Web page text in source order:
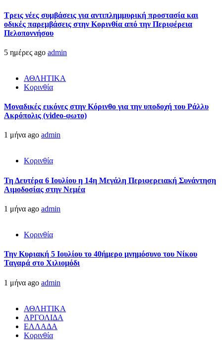
Τρεις νέες συμβάσεις για αντιπλημμυρική προστασία και
οδικές παρεμβάσεις στην Κορινθία από την Περιφέρεια
Πελοποννήσου
5 ημέρες ago admin
ΑΘΛΗΤΙΚΑ
Κορινθία
Μοναδικές εικόνες στην Κόρινθο για την υποδοχή του Ράλλυ
Ακρόπολις (video-φωτο)
1 μήνα ago admin
Κορινθία
Τη Δευτέρα 6 Ιουλίου η 14η Μεγάλη Περιφερειακή Συνάντηση
Αιμοδοσίας στην Νεμέα
1 μήνα ago admin
Κορινθία
Την Κυριακή 5 Ιουλίου το 40ήμερο μνημόσυνο του Νίκου
Ταγαρά στο Χιλιομόδι
1 μήνα ago admin
ΑΘΛΗΤΙΚΑ
ΑΡΓΟΛΙΔΑ
ΕΛΛΑΔΑ
Κορινθία